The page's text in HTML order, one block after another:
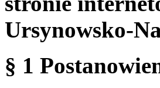
Ursynowsko-
§ 1